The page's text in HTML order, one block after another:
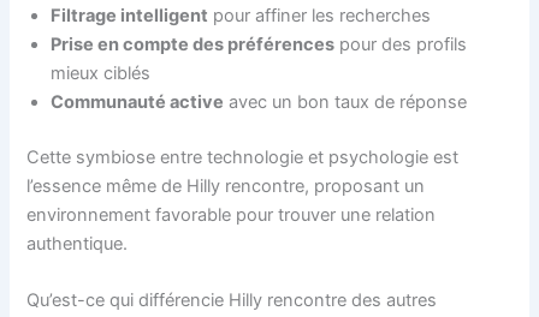
Filtrage intelligent pour affiner les recherches
Prise en compte des préférences pour des profils
mieux ciblés
Communauté active avec un bon taux de réponse
Cette symbiose entre technologie et psychologie est
l’essence même de Hilly rencontre, proposant un
environnement favorable pour trouver une relation
authentique.
Qu’est-ce qui différencie Hilly rencontre des autres